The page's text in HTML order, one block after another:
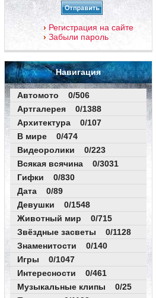
Регистрация на сайте
Забыли пароль
Навигация
Автомото 0/506
Артгалерея 0/1388
Архитектура 0/107
В мире 0/474
Видеоролики 0/223
Всякая всячина 0/3031
Гифки 0/830
Дата 0/89
Девушки 0/1548
Животный мир 0/715
Звёздные засветы 0/1128
Знаменитости 0/140
Игры 0/1047
Интересности 0/461
Музыкальные клипы 0/25